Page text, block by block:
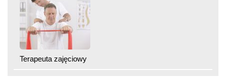
Terapeuta zajęciowy